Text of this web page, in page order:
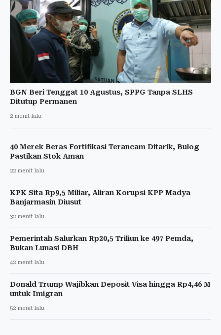
BGN Beri Tenggat 10 Agustus, SPPG Tanpa SLHS
Ditutup Permanen
2 menit lalu
40 Merek Beras Fortifikasi Terancam Ditarik, Bulog
Pastikan Stok Aman
22 menit lalu
KPK Sita Rp9,5 Miliar, Aliran Korupsi KPP Madya
Banjarmasin Diusut
32 menit lalu
Pemerintah Salurkan Rp20,5 Triliun ke 497 Pemda,
Bukan Lunasi DBH
42 menit lalu
Donald Trump Wajibkan Deposit Visa hingga Rp4,46 M
untuk Imigran
52 menit lalu